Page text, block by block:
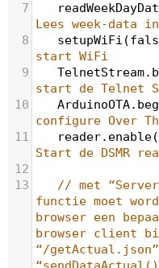
7
Lees week-data
8
setupWiFi (
start WiFi
9
TelnetStream.
start de Telnet
10
ArduinoOTA.
configure Over
11
reader. enable(
Start de DSMR
12
13
// met
functie moet
browser een
browser client
“/